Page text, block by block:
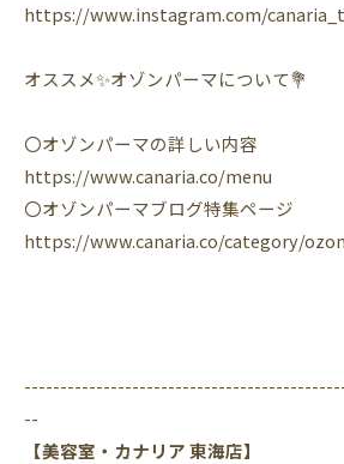
https://www.instagram.com/
オススメ✨オゾンパーマについて💐
〇オゾンパーマの詳しい内容
https://www.canaria.co/menu
〇オゾンパーマブログ特集ページ
https://www.canaria.co/category/
--
【美容室・カナリア 東海店】